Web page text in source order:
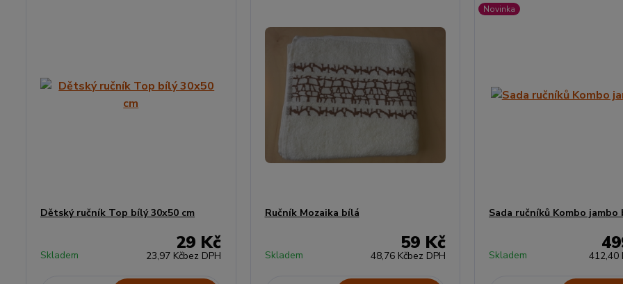
Dětský ručník Top bílý 30x50 cm
29 Kč
23,97 Kčbez DPH
Skladem
Ručník Mozaika bílá
59 Kč
48,76 Kčbez DPH
Skladem
Novinka
Sada ručníků Kombo jambo
412,40
Skladem